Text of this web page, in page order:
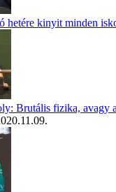
hetére kinyit minden
Brutális fizika, avagy